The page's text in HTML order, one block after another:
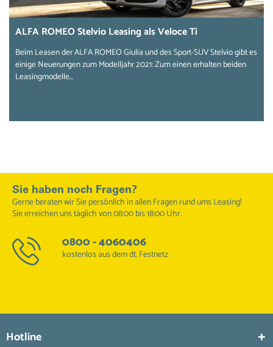
ALFA ROMEO Stelvio Leasing als Veloce Ti
Beim Leasen der ALFA ROMEO Giulia und des Sport-SUV Stelvio gibt es
einige Neuerungen zum Modelljahr 2021: Zum einen erhalten beiden
Leasingmodelle...
Sie haben noch Fragen?
Gerne beraten wir Sie persönlich in allen Fragen rund ums Leasing!
Sie erreichen uns täglich von 08:00 bis 18:00 Uhr.
0800 - 4060406
kostenlos aus dem dt. Festnetz
Hotline